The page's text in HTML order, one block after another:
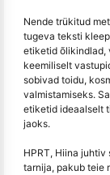
Nende trükitud
tugeva teksti
etiketid õlikindlad,
keemiliselt
sobivad toidu,
valmistamiseks.
etiketid ideaalselt
jaoks.
HPRT, Hiina
tarnija, pakub teie